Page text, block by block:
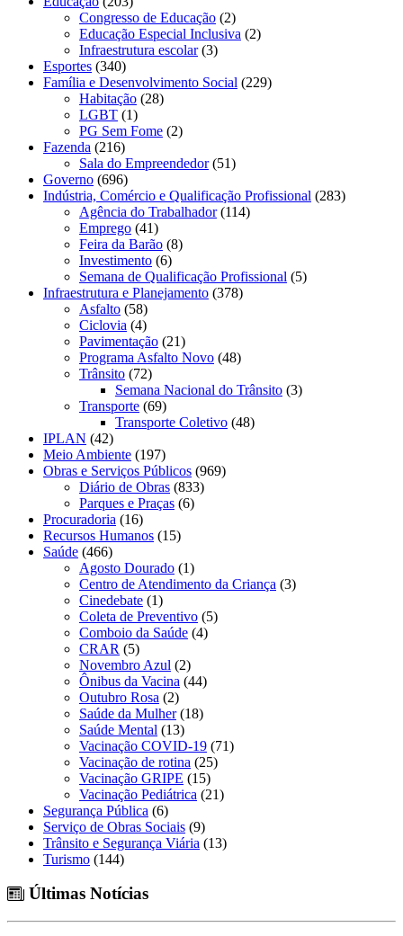
Congresso de Educação (2)
Educação Especial Inclusiva (2)
Infraestrutura escolar(3)
Esportes (340)
Família e Desenvolvimento Social (229)
Habitação (28)
LGBT (1)
PG Sem Fome (2)
Fazenda (216)
Sala do Empreendedor(51)
Governo (696)
Indústria, Comércio e Qualificação Profissional (283)
Agência do Trabalhador(114)
Emprego (41)
Feira da Barão (8)
Investimento (6)
Semana de Qualificação Profissional (5)
Infraestrutura e Planejamento (378)
Asfalto (58)
Ciclovia (4)
Pavimentação (21)
Programa Asfalto Novo (48)
Trânsito (72)
Semana Nacional do Trânsito (3)
Transporte (69)
Transporte Coletivo (48)
IPLAN (42)
Meio Ambiente (197)
Obras e Serviços Públicos (969)
Diário de Obras (833)
Parques e Praças (6)
Procuradoria (16)
Recursos Humanos (15)
Saúde (466)
Agosto Dourado (1)
Centro de Atendimento da Criança (3)
Cinedebate (1)
Coleta de Preventivo (5)
Comboio da Saúde (4)
CRAR (5)
Novembro Azul (2)
Ônibus da Vacina (44)
Outubro Rosa (2)
Saúde da Mulher(18)
Saúde Mental (13)
Vacinação COVID-19 (71)
Vacinação de rotina (25)
Vacinação GRIPE (15)
Vacinação Pediátrica (21)
Segurança Pública (6)
Serviço de Obras Sociais (9)
Trânsito e Segurança Viária (13)
Turismo (144)
Últimas Notícias